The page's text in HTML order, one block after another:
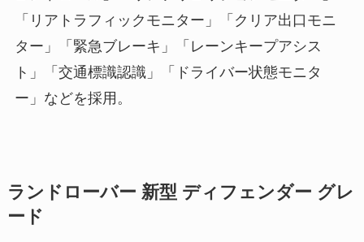
「リアトラフィックモニター」「クリア出口モニ
ター」「緊急ブレーキ」「レーンキープアシス
ト」「交通標識認識」「ドライバー状態モニタ
ー」などを採用。
ランドローバー 新型 ディフェンダー グレ
ード